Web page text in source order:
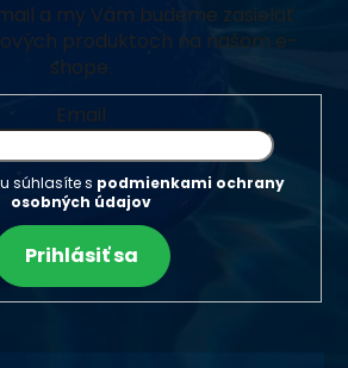
a my Vám budeme zasielať
produktoch na našom e-
shope.
Email
súhlasíte s podmienkami ochrany
osobných údajov
Prihlásiť sa